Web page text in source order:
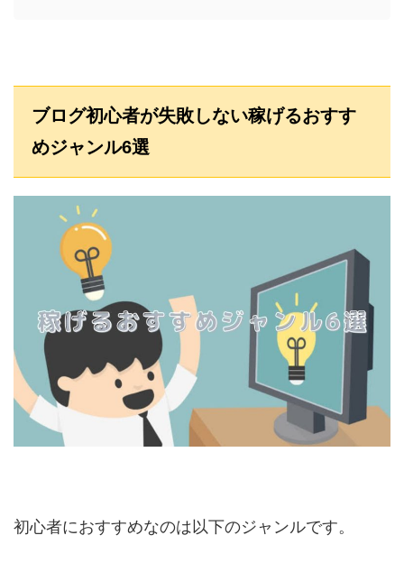
ブログ初心者が失敗しない稼げるおすす
めジャンル6選
初心者におすすめなのは以下のジャンルです。